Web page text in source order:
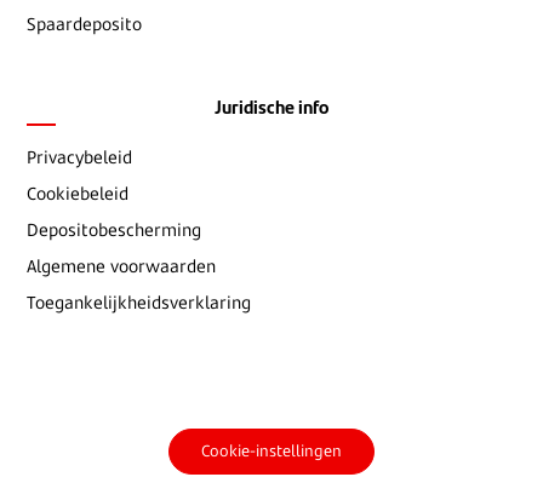
Spaardeposito
Juridische info
Privacybeleid
Cookiebeleid
Depositobescherming
Algemene voorwaarden
Toegankelijkheidsverklaring
Cookie-instellingen